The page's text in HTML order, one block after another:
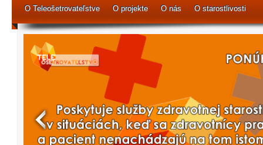
O Teleošetrovateľstve O projekte O nás O starostlivosti